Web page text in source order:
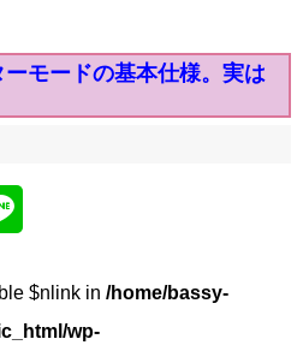
モードの基本仕様。実は
$nlink in /home/bassy-
wp-